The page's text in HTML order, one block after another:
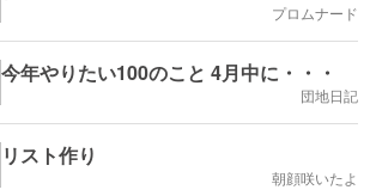
プロムナード
今年やりたい100のこと 4月中に・・・
団地日記
リスト作り
朝顔咲いたよ